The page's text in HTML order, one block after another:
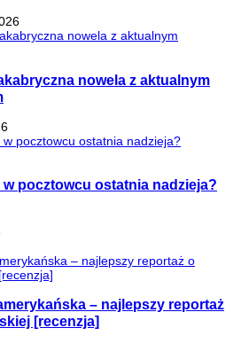
nowela z aktualnym
w pocztowcu ostatnia nadzieja?
– najlepszy reportaż
[recenzja]